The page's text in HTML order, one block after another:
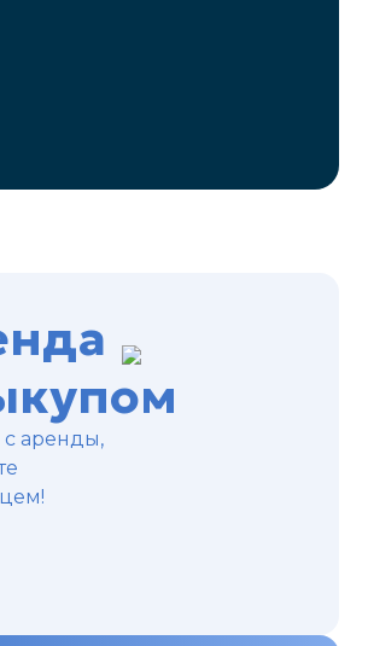
с аренды,